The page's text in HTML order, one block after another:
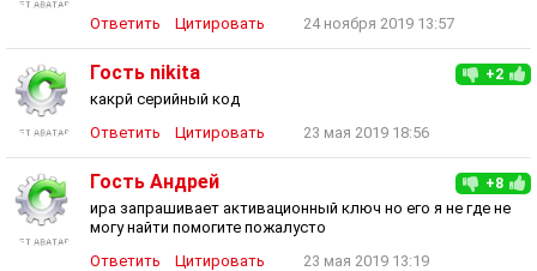
Ответить
Цитировать 24 ноября 2019 13:57
+2
Гость nikita
какрй серийный код
Ответить
Цитировать 23 мая 2019 18:56
+8
Гость Андрей
ира запрашивает активационный ключ но его я не где не
могу найти помогите пожалусто
Ответить
Цитировать 23 мая 2019 13:19